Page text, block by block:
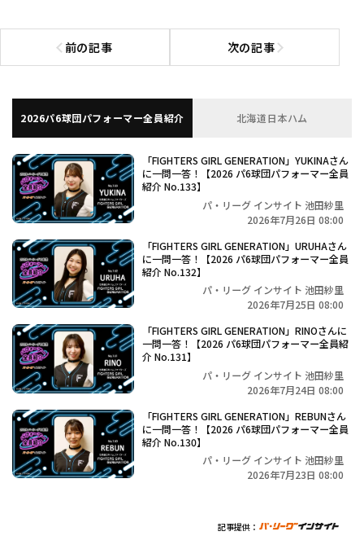
前の記事
前の記事へ 次の記事次の記事へ
2026パ6球団パフォーマー全員紹介 北海道日本ハム
「FIGHTERS GIRL GENERATION」YUKINAさん
に一問一答！【2026 パ6球団パフォーマー全員
紹介 No.133】
パ・リーグ インサイト 池田紗里
2026年7月26日 08:00
「FIGHTERS GIRL GENERATION」URUHAさん
に一問一答！【2026 パ6球団パフォーマー全員
紹介 No.132】
パ・リーグ インサイト 池田紗里
2026年7月25日 08:00
「FIGHTERS GIRL GENERATION」RINOさんに
一問一答！【2026 パ6球団パフォーマー全員紹
介 No.131】
パ・リーグ インサイト 池田紗里
2026年7月24日 08:00
「FIGHTERS GIRL GENERATION」REBUNさん
に一問一答！【2026 パ6球団パフォーマー全員
紹介 No.130】
パ・リーグ インサイト 池田紗里
2026年7月23日 08:00
記事提供：